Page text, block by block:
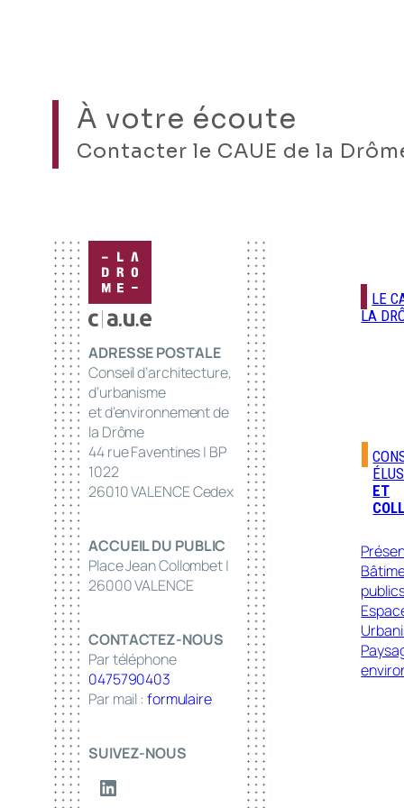
À votre écoute
Contacter le CAUE de la
ADRESSE POSTALE
Conseil d’architecture,
d’urbanisme
et d’environnement de
la Drôme
44 rue Faventines | BP
1022
26010 VALENCE Cedex
ACCUEIL DU PUBLIC
Place Jean Collombet |
26000 VALENCE
CONTACTEZ-NOUS
Par téléphone
0475790403
Par mail : formulaire
SUIVEZ-NOUS
LE
LA
ÉLUS
ET